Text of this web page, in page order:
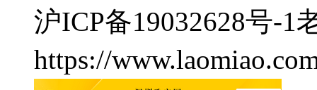
沪ICP备19032628号-1
https://